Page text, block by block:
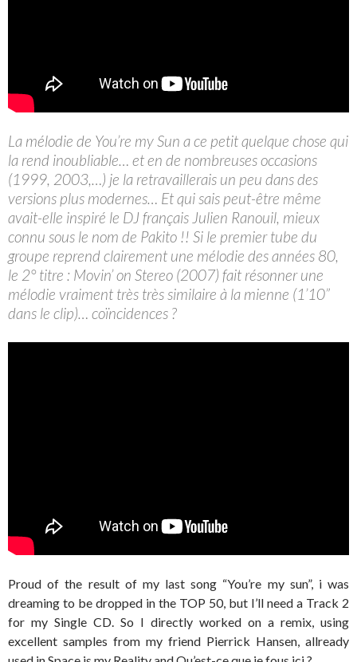
La mélodie de You’re my Sun a ce petit quelque chose qui
la rend inoubliable… et en de nombreuses occasions
(1999, 2003,…) je la retravaillerais un peu dans des
versions plus modernes… Et qui sais peut-être même
avait-elle inspiré le DJ français Julien Ranouil, mieux
connu sous le nom de Pakito !! Si le premier tube du
groupe reprend clairement une mélodie des années 80,
le 2° titre : Movin’ on Stereo (2007) fait résonner une
mélodie vraiment très très similaire à la mienne (1’10”
dans le clip)… coïncidences ?
Proud of the result of my last song “You’re my sun”, i was
dreaming to be dropped in the TOP 50, but I’ll need a Track 2
for my Single CD. So I directly worked on a remix, using
excellent samples from my friend Pierrick Hansen, allready